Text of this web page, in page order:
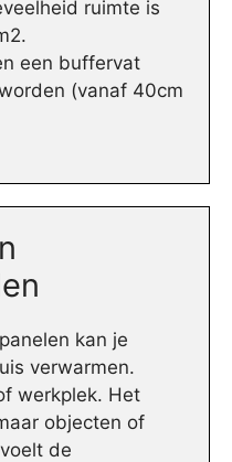
ruimte is
een buffervat
(vanaf 40cm
kan je
verwarmen.
werkplek. Het
objecten of
de